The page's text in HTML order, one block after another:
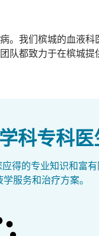
我们槟城的血液
队都致力于在槟城提
科专科医
得的专业知识和富
服务和治疗方案。